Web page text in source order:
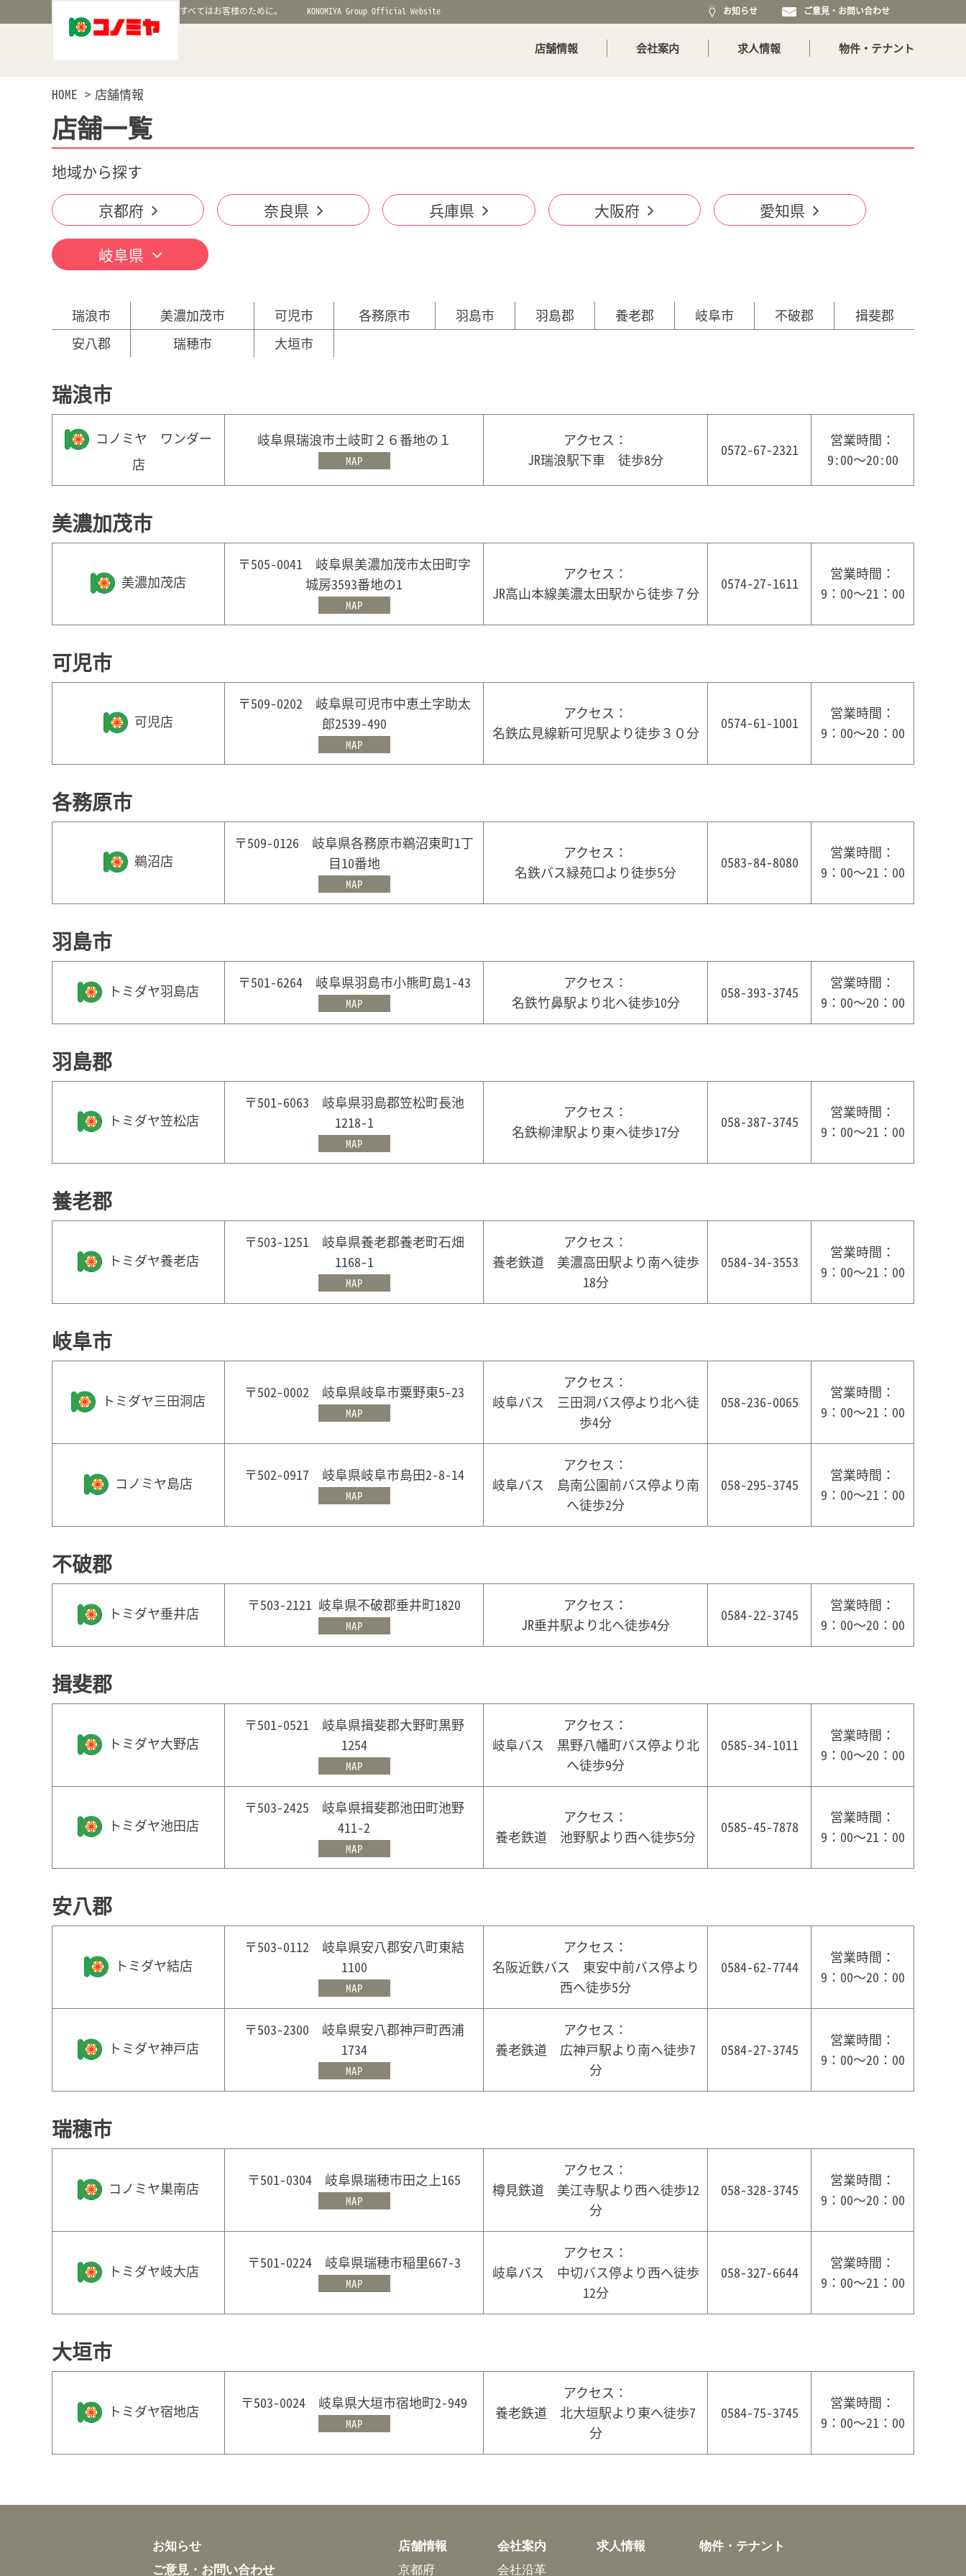
すべてはお客様のために。 KONOMIYA Group Official Website お知らせ ご意見・お問い合わせ
店舗情報 会社案内 求人情報 物件・テナント
HOME 店舗情報
店舗一覧
地域から探す
京都府
奈良県 兵庫県 大阪府
愛知県
岐阜県
瑞浪市 美濃加茂市 可児市 各務原市 羽島市 羽島郡 養老郡 岐阜市 不破郡
揖斐郡
安八郡
瑞穂市 大垣市
瑞浪市
コノミヤ ワンダー
店
岐阜県瑞浪市土岐町２６番地の１
MAP
アクセス：
JR瑞浪駅下車 徒歩8分
0572-67-2321
営業時間：
9:00〜20:00
美濃加茂市
美濃加茂店
〒505-0041 岐阜県美濃加茂市太田町字
城房3593番地の1
MAP
アクセス：
JR高山本線美濃太田駅から徒歩７分
0574-27-1611
営業時間：
9：00～21：00
可児市
可児店
〒509-0202 岐阜県可児市中恵土字助太
郎2539-490
MAP
アクセス：
名鉄広見線新可児駅より徒歩３０分
0574-61-1001
営業時間：
9：00～20：00
各務原市
鵜沼店
〒509-0126 岐阜県各務原市鵜沼東町1丁
目10番地
MAP
アクセス：
名鉄バス緑苑口より徒歩5分
0583-84-8080
営業時間：
9：00～21：00
羽島市
トミダヤ羽島店 〒501-6264 岐阜県羽島市小熊町島1-43
MAP
アクセス：
名鉄竹鼻駅より北へ徒歩10分
058-393-3745
営業時間：
9：00～20：00
羽島郡
トミダヤ笠松店
〒501-6063 岐阜県羽島郡笠松町長池
1218-1
MAP
アクセス：
名鉄柳津駅より東へ徒歩17分
058-387-3745
営業時間：
9：00～21：00
養老郡
トミダヤ養老店
〒503-1251 岐阜県養老郡養老町石畑
1168-1
MAP
アクセス：
養老鉄道 美濃高田駅より南へ徒歩
18分
0584-34-3553
営業時間：
9：00～21：00
岐阜市
トミダヤ三田洞店 〒502-0002 岐阜県岐阜市粟野東5-23
MAP
アクセス：
岐阜バス 三田洞バス停より北へ徒
歩4分
058-236-0065
営業時間：
9：00～21：00
コノミヤ島店 〒502-0917 岐阜県岐阜市島田2-8-14
MAP
アクセス：
岐阜バス 島南公園前バス停より南
へ徒歩2分
058-295-3745
営業時間：
9：00～21：00
不破郡
トミダヤ垂井店 〒503-2121 岐阜県不破郡垂井町1820
MAP
アクセス：
JR垂井駅より北へ徒歩4分
0584-22-3745
営業時間：
9：00～20：00
揖斐郡
トミダヤ大野店
〒501-0521 岐阜県揖斐郡大野町黒野
1254
MAP
アクセス：
岐阜バス 黒野八幡町バス停より北
へ徒歩9分
0585-34-1011
営業時間：
9：00～20：00
トミダヤ池田店
〒503-2425 岐阜県揖斐郡池田町池野
411-2
MAP
アクセス：
養老鉄道 池野駅より西へ徒歩5分
0585-45-7878
営業時間：
9：00～21：00
安八郡
トミダヤ結店
〒503-0112 岐阜県安八郡安八町東結
1100
MAP
アクセス：
名阪近鉄バス 東安中前バス停より
西へ徒歩5分
0584-62-7744
営業時間：
9：00～20：00
トミダヤ神戸店
〒503-2300 岐阜県安八郡神戸町西浦
1734
MAP
アクセス：
養老鉄道 広神戸駅より南へ徒歩7
分
0584-27-3745
営業時間：
9：00～20：00
瑞穂市
コノミヤ巣南店 〒501-0304 岐阜県瑞穂市田之上165
MAP
アクセス：
樽見鉄道 美江寺駅より西へ徒歩12
分
058-328-3745
営業時間：
9：00～20：00
トミダヤ岐大店 〒501-0224 岐阜県瑞穂市稲里667-3
MAP
アクセス：
岐阜バス 中切バス停より西へ徒歩
12分
058-327-6644
営業時間：
9：00～21：00
大垣市
トミダヤ宿地店 〒503-0024 岐阜県大垣市宿地町2-949
MAP
アクセス：
養老鉄道 北大垣駅より東へ徒歩7
分
0584-75-3745
営業時間：
9：00～21：00
お知らせ
ご意見・お問い合わせ
店舗情報
京都府
会社案内
会社沿革
求人情報 物件・テナント